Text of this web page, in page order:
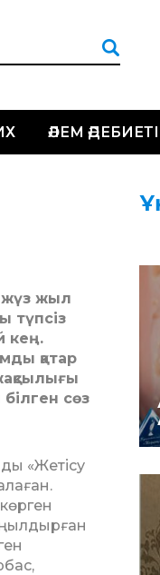
ӘЛЕМ ӘДЕБИЕТІ
жүз жыл
түпсіз
кең.
қатар
сөз
«Жетісу